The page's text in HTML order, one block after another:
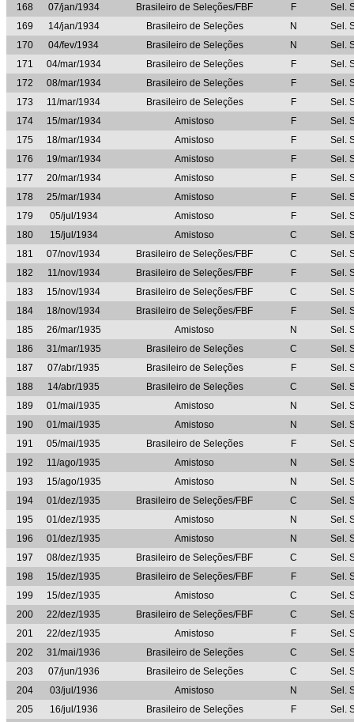
168
07/jan/1934 Brasileiro de Seleções/FBF F
Sel.
169
14/jan/1934 Brasileiro de Seleções N
Sel.
170
04/fev/1934 Brasileiro de Seleções N
Sel.
171
04/mar/1934 Brasileiro de Seleções F
Sel.
172
08/mar/1934 Brasileiro de Seleções F
Sel.
173
11/mar/1934 Brasileiro de Seleções F
Sel.
174
15/mar/1934 Amistoso F
Sel.
175
18/mar/1934 Amistoso F
Sel.
176
19/mar/1934 Amistoso F
Sel.
177
20/mar/1934 Amistoso F
Sel.
178
25/mar/1934 Amistoso F
Sel.
179
05/jul/1934 Amistoso F
Sel.
180
15/jul/1934 Amistoso C
Sel.
181
07/nov/1934 Brasileiro de Seleções/FBF C
Sel.
182
11/nov/1934 Brasileiro de Seleções/FBF F
Sel.
183
15/nov/1934 Brasileiro de Seleções/FBF C
Sel.
184
18/nov/1934 Brasileiro de Seleções/FBF F
Sel.
185
26/mar/1935 Amistoso N
Sel.
186
31/mar/1935 Brasileiro de Seleções C
Sel.
187
07/abr/1935 Brasileiro de Seleções F
Sel.
188
14/abr/1935 Brasileiro de Seleções C
Sel.
189
01/mai/1935 Amistoso N
Sel.
190
01/mai/1935 Amistoso N
Sel.
191
05/mai/1935 Brasileiro de Seleções F
Sel.
192
11/ago/1935 Amistoso N
Sel.
193
15/ago/1935 Amistoso N
Sel.
194
01/dez/1935 Brasileiro de Seleções/FBF C
Sel.
195
01/dez/1935 Amistoso N
Sel.
196
01/dez/1935 Amistoso N
Sel.
197
08/dez/1935 Brasileiro de Seleções/FBF C
Sel.
198
15/dez/1935 Brasileiro de Seleções/FBF F
Sel.
199
15/dez/1935 Amistoso C
Sel.
200
22/dez/1935 Brasileiro de Seleções/FBF C
Sel.
201
22/dez/1935 Amistoso F
Sel.
202
31/mai/1936 Brasileiro de Seleções C
Sel.
203
07/jun/1936 Brasileiro de Seleções C
Sel.
204
03/jul/1936 Amistoso N
Sel.
205
16/jul/1936 Brasileiro de Seleções F
Sel.